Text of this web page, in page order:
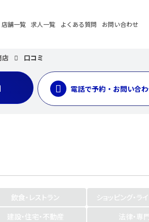
店舗一覧 求人一覧 よくある質問 お問い合わせ
口コミ
電話で予約・お問い合
飲食・レストラン
ショッピング・ラ
建設・住宅・不動産 法律・専